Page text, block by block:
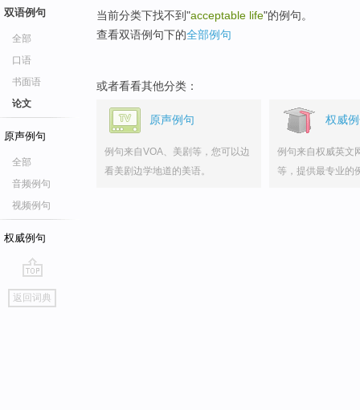
双语例句
全部
口语
书面语
论文
原声例句
全部
音频例句
视频例句
权威例句
go
top
返回词典
当前分类下找不到"acceptable life"的例句。
查看双语例句下的全部例句
或者看看其他分类：
原声例句
例句来自VOA、美剧等，您可以边
看美剧边学地道的美语。
权威
例句来自权威英文
等，提供最专业的